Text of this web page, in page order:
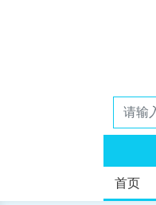
首页